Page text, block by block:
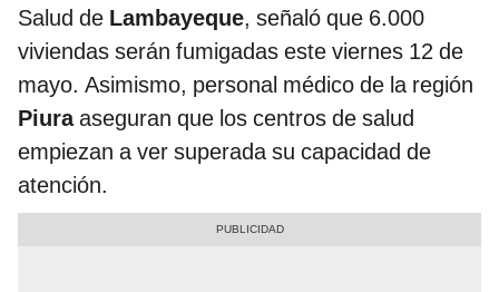
Salud de Lambayeque, señaló que 6.000
viviendas serán fumigadas este viernes 12 de
mayo. Asimismo, personal médico de la región
Piuraaseguran que los centros de salud
empiezan a ver superada su capacidad de
atención.